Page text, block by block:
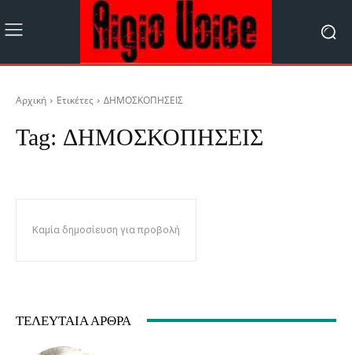
Αρχική Ετικέτες ΔΗΜΟΣΚΟΠΗΣΕΙΣ
Tag: ΔΗΜΟΣΚΟΠΗΣΕΙΣ
Καμία δημοσίευση για προβολή
ΤΕΛΕΥΤΑΊΑ ΆΡΘΡΑ